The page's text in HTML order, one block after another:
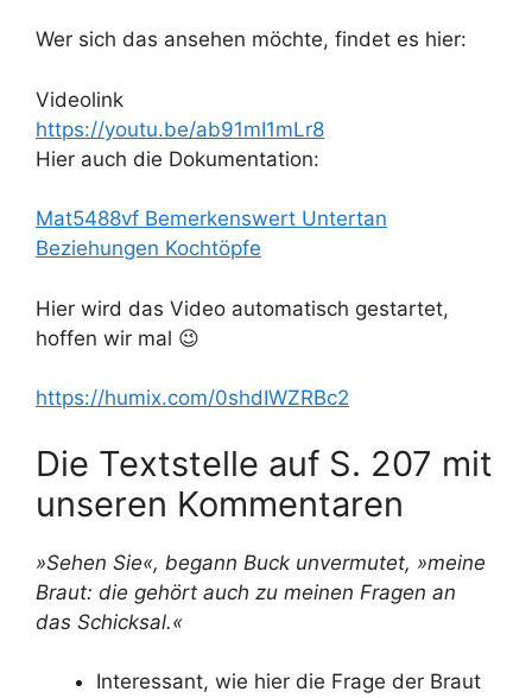
Wer sich das ansehen möchte, findet es hier:
Videolink
https://youtu.be/ab91mI1mLr8
Hier auch die Dokumentation:
Mat5488vf Bemerkenswert Untertan
Beziehungen Kochtöpfe
Hier wird das Video automatisch gestartet,
hoffen wir mal 😉
https://humix.com/0shdIWZRBc2
Die Textstelle auf S. 207 mit
unseren Kommentaren
»Sehen Sie«, begann Buck unvermutet, »meine
Braut: die gehört auch zu meinen Fragen an
das Schicksal.«
Interessant, wie hier die Frage der Braut